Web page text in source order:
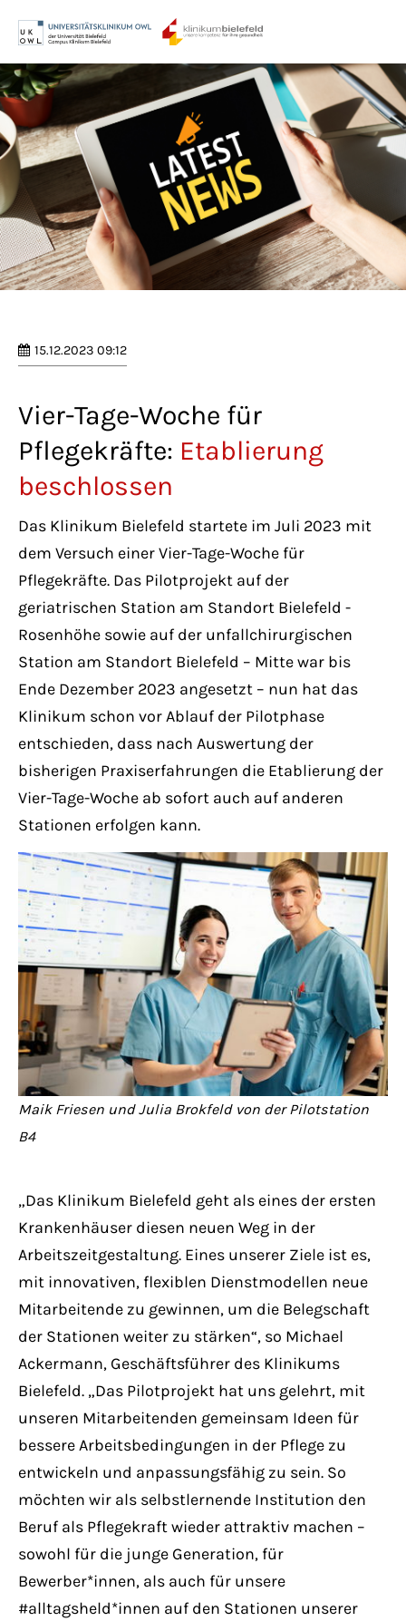
Login
Benutzername
Passwort
Anmelden
Lorem ipsum dolor sit amet:
24h
We offer support for our customers
Mon - Fri 8:00am - 5:00pm(GMT +1)
Get in touch
Have any questions?
Drop us a line
info@yourdomain.com
About us
Lorem ipsum dolor sit amet, consectetuer
adipiscing elit.
Aenean commodo ligula eget dolor. Aenean
massa. Cum sociis natoque penatibus et
nec.
15.12.2023 09:12
Vier-Tage-Woche für
Pflegekräfte: Etablierung
beschlossen
Das Klinikum Bielefeld startete im Juli 2023 mit
dem Versuch einer Vier-Tage-Woche für
Pflegekräfte. Das Pilotprojekt auf der
geriatrischen Station am Standort Bielefeld -
Rosenhöhe sowie auf der unfallchirurgischen
Station am Standort Bielefeld – Mitte war bis
Ende Dezember 2023 angesetzt – nun hat das
Klinikum schon vor Ablauf der Pilotphase
entschieden, dass nach Auswertung der
bisherigen Praxiserfahrungen die Etablierung der
Vier-Tage-Woche ab sofort auch auf anderen
Stationen erfolgen kann.
Maik Friesen und Julia Brokfeld von der Pilotstation
B4
„Das Klinikum Bielefeld geht als eines der ersten
Krankenhäuser diesen neuen Weg in der
Arbeitszeitgestaltung. Eines unserer Ziele ist es,
mit innovativen, flexiblen Dienstmodellen neue
Mitarbeitende zu gewinnen, um die Belegschaft
der Stationen weiter zu stärken“, so Michael
Ackermann, Geschäftsführer des Klinikums
Bielefeld. „Das Pilotprojekt hat uns gelehrt, mit
unseren Mitarbeitenden gemeinsam Ideen für
bessere Arbeitsbedingungen in der Pflege zu
entwickeln und anpassungsfähig zu sein. So
möchten wir als selbstlernende Institution den
Beruf als Pflegekraft wieder attraktiv machen –
sowohl für die junge Generation, für
Bewerber*innen, als auch für unsere
#alltagsheld*innen auf den Stationen unserer